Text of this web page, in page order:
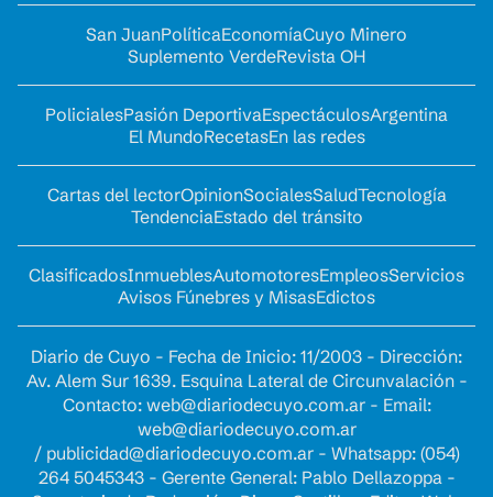
San JuanPolíticaEconomíaCuyo Minero
Suplemento VerdeRevista OH
PolicialesPasión DeportivaEspectáculosArgentina
El MundoRecetasEn las redes
Cartas del lectorOpinionSocialesSaludTecnología
TendenciaEstado del tránsito
ClasificadosInmueblesAutomotoresEmpleosServicios
Avisos Fúnebres y MisasEdictos
Diario de Cuyo - Fecha de Inicio: 11/2003 - Dirección:
Av. Alem Sur 1639. Esquina Lateral de Circunvalación -
Contacto: web@diariodecuyo.com.ar- Email:
web@diariodecuyo.com.ar
/ publicidad@diariodecuyo.com.ar- Whatsapp: (054)
264 5045343 - Gerente General: Pablo Dellazoppa -